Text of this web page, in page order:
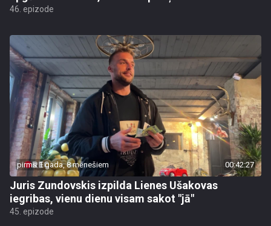
46. epizode
pirms 1 gada, 8 mēnešiem 00:42:27
Juris Zundovskis izpilda Lienes Ušakovas
iegribas, vienu dienu visam sakot "jā"
45. epizode